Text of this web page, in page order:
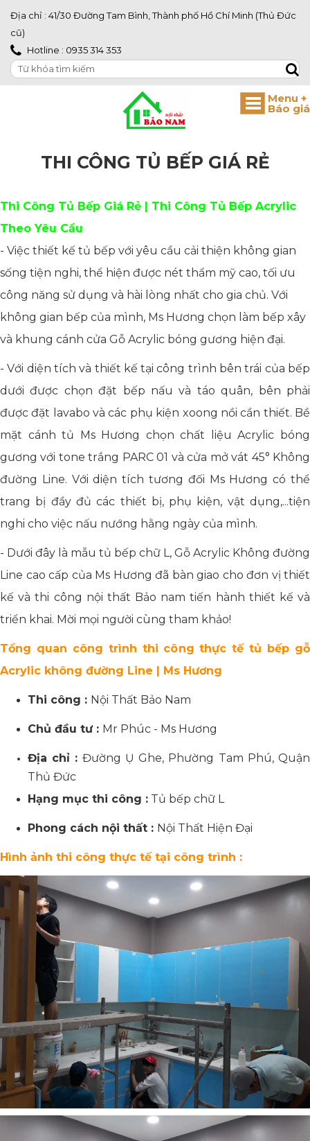
Địa chỉ : 41/30 Đường Tam Bình, Thành phố Hồ Chí Minh (Thủ Đức
cũ)
Hotline : 0935 314 353
THI CÔNG TỦ BẾP GIÁ RẺ
Thi Công Tủ Bếp Giá Rẻ | Thi Công Tủ Bếp Acrylic
Theo Yêu Cầu
- Việc thiết kế tủ bếp với yêu cầu cải thiện không gian
sống tiện nghi, thể hiện được nét thẩm mỹ cao, tối ưu
công năng sử dụng và hài lòng nhất cho gia chủ. Với
không gian bếp của mình, Ms Hương chọn làm bếp xây
và khung cánh cửa Gỗ Acrylic bóng gương hiện đại.
- Với diện tích và thiết kế tại công trình bên trái của bếp
dưới được chọn đặt bếp nấu và táo quân, bên phải
được đặt lavabo và các phụ kiện xoong nồi cần thiết. Bề
mặt cánh tủ Ms Hương chọn chất liệu Acrylic bóng
gương với tone trắng PARC 01 và cửa mở vát 45° Không
đường Line. Với diện tích tương đối Ms Hương có thể
trang bị đầy đủ các thiết bị, phụ kiện, vật dụng,...tiện
nghi cho việc nấu nướng hằng ngày của mình.
- Dưới đây là mẫu tủ bếp chữ L, Gỗ Acrylic Không đường
Line cao cấp của Ms Hương đã bàn giao cho đơn vị thiết
kế và thi công nội thất Bảo nam tiến hành thiết kế và
triển khai. Mời mọi người cùng tham khảo!
Tổng quan công trình thi công thực tế tủ bếp gỗ
Acrylic không đường Line | Ms Hương
Thi công : Nội Thất Bảo Nam
Chủ đầu tư : Mr Phúc - Ms Hương
Địa chỉ : Đường Ụ Ghe, Phường Tam Phú, Quận
Thủ Đức
Hạng mục thi công : Tủ bếp chữ L
Phong cách nội thất : Nội Thất Hiện Đại
Hình ảnh thi công thực tế tại công trình :